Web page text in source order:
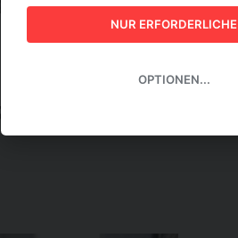
Halbjahr gesunken
HALBJAHR
NUR ERFORDERLICHE
OPTIONEN...